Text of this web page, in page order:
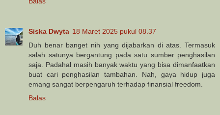
Siska Dwyta 18 Maret 2025 pukul 08.37
Duh benar banget nih yang dijabarkan di atas. Termasuk
salah satunya bergantung pada satu sumber penghasilan
saja. Padahal masih banyak waktu yang bisa dimanfaatkan
buat cari penghasilan tambahan. Nah, gaya hidup juga
emang sangat berpengaruh terhadap finansial freedom.
Balas